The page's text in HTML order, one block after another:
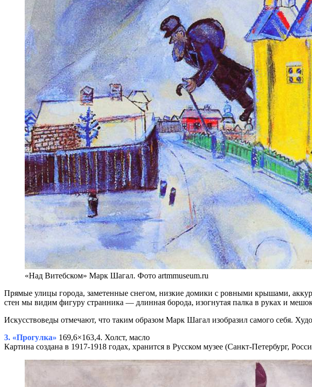
«Над Витебском» Марк Шагал. Фото artmmuseum.ru
Прямые улицы города, заметенные снегом, низкие домики с ровными крышами,
стен мы видим фигуру странника — длинная борода, изогнутая палка в руках и
Искусствоведы отмечают, что таким образом Марк Шагал изобразил самого себя.
3. «Прогулка» 169,6×163,4. Холст, масло
Картина создана в 1917-1918 годах, хранится в Русском музее (Санкт-Петербург,